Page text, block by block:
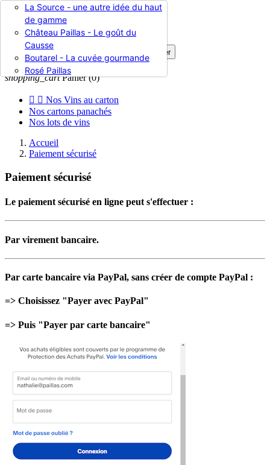
Rechercher
Connexion
shopping_cart Panier (0)
  Nos Vins au carton
La Source - une autre idée du haut
de gamme
Château Paillas - Le goût du
Causse
Boutarel - La cuvée gourmande
Rosé Paillas
Nos cartons panachés
Nos lots de vins
Accueil
Paiement sécurisé
Paiement sécurisé
Le paiement sécurisé en ligne peut s'effectuer :
Par virement bancaire.
Par carte bancaire via PayPal, sans créer de compte PayPal :
=> Choisissez "Payer avec PayPal"
=> Puis "Payer par carte bancaire"